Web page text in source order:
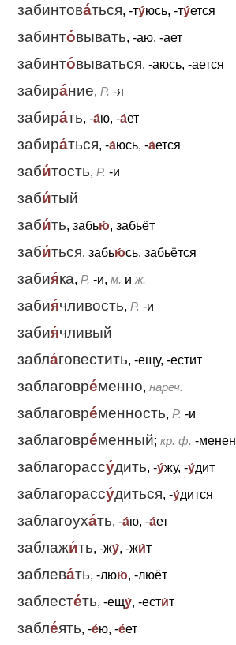
забинтова́ться, -ту́юсь, -ту́ется
забинто́вывать, -аю, -ает
забинто́вываться, -аюсь, -ается
забира́ние, Р. -я
забира́ть, -а́ю, -а́ет
забира́ться, -а́юсь, -а́ется
заби́тость, Р. -и
заби́тый
заби́ть, забью́, забьёт
заби́ться, забью́сь, забьётся
забия́ка, Р. -и, м. и ж.
забия́чливость, Р. -и
забия́чливый
забла́говестить, -ещу, -естит
заблаговре́менно, нареч.
заблаговре́менность, Р. -и
заблаговре́менный; кр. ф. -менен
заблагорассу́дить, -у́жу, -у́дит
заблагорассу́диться, -у́дится
заблагоуха́ть, -а́ю, -а́ет
заблажи́ть, -жу́, -жи́т
заблева́ть, -люю́, -люёт
заблесте́ть, -ещу́, -ести́т
забле́ять, -е́ю, -е́ет